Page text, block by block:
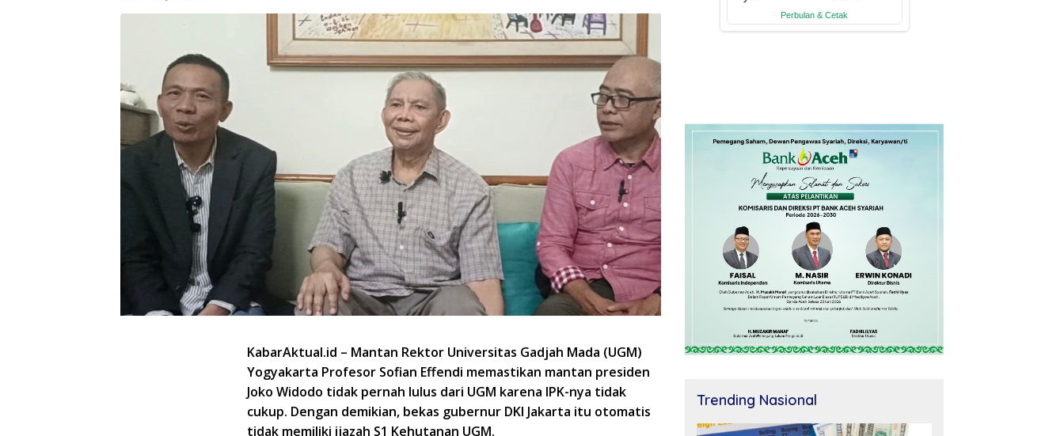
KabarAktual.id – Mantan Rektor Universitas Gadjah Mada (UGM)
Yogyakarta Profesor Sofian Effendi memastikan mantan presiden
Joko Widodo tidak pernah lulus dari UGM karena IPK-nya tidak
cukup. Dengan demikian, bekas gubernur DKI Jakarta itu otomatis
tidak memiliki ijazah S1 Kehutanan UGM.
Trending Nasional